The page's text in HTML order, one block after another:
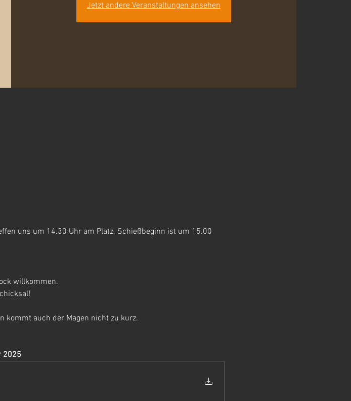
Jetzt andere Veranstaltungen ansehen
uns um 14.30 Uhr am Platz. Schießbeginn ist um 15.00
willkommen.
kommt auch der Magen nicht zu kurz.
2025